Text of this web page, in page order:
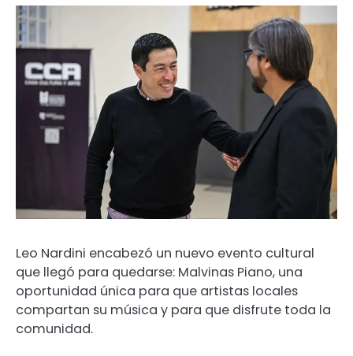
Leo Nardini encabezó un nuevo evento cultural
que llegó para quedarse: Malvinas Piano, una
oportunidad única para que artistas locales
compartan su música y para que disfrute toda la
comunidad.